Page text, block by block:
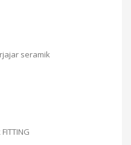
seramik
FITTING